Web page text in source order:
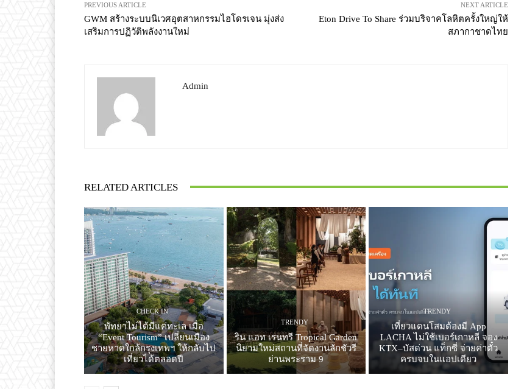
PREVIOUS ARTICLE
GWM สร้างระบบนิเวศอุตสาหกรรมไฮโดรเจน มุ่งส่ง
เสริมการปฏิวัติพลังงานใหม่
NEXT ARTICLE
Eton Drive To Share ร่วมบริจาคโลหิตครั้งใหญ่ให้
สภากาชาดไทย
Admin
RELATED ARTICLES
CHECK IN
พัทยาไม่ได้มีแค่ทะเล เมื่อ
“Event Tourism” เปลี่ยนเมือง
ชายหาดใกล้กรุงเทพฯ ให้กลับไป
เที่ยวได้ตลอดปี
TRENDY
ริน แอท เรนทรี Tropical Garden
นิยามใหม่สถานที่จัดงานลักชัวรี
ย่านพระราม 9
TRENDY
เที่ยวแดนโสมต้องมี App
LACHA ไม่ใช้เบอร์เกาหลี จอง
KTX–บัสด่วน แท็กซี่ จ่ายค่าตั๋ว
ครบจบในแอปเดียว